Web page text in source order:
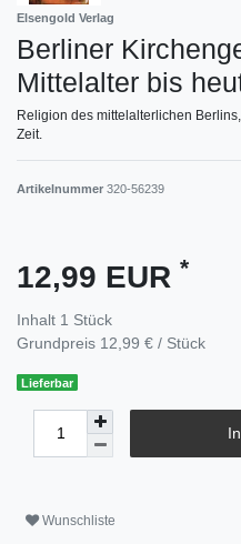
Elsengold Verlag
Berliner
Mittelalter bis
Religion des mittelalterlichen
Zeit.
Artikelnummer 320-56239
12,99 EUR *
Inhalt 1 Stück
Grundpreis 12,99 € / Stück
Lieferbar
Wunschliste